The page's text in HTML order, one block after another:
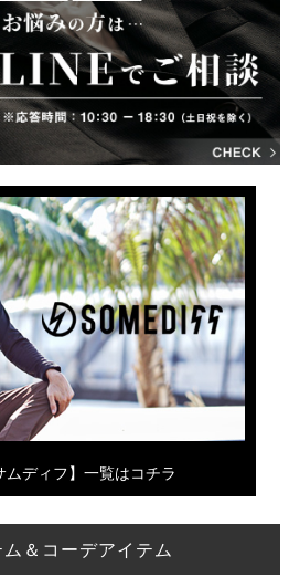
ムディフ】一覧はコチラ
＆コーデアイテム